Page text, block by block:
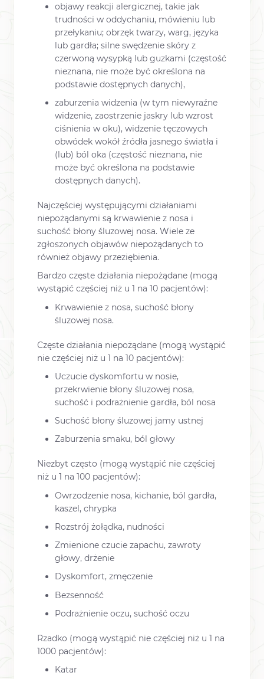
objawy reakcji alergicznej, takie jak
trudności w oddychaniu, mówieniu lub
przełykaniu; obrzęk twarzy, warg, języka
lub gardła; silne swędzenie skóry z
czerwoną wysypką lub guzkami (częstość
nieznana, nie może być określona na
podstawie dostępnych danych),
zaburzenia widzenia (w tym niewyraźne
widzenie, zaostrzenie jaskry lub wzrost
ciśnienia w oku), widzenie tęczowych
obwódek wokół źródła jasnego światła i
(lub) ból oka (częstość nieznana, nie
może być określona na podstawie
dostępnych danych).
Najczęściej występującymi działaniami
niepożądanymi są krwawienie z nosa i
suchość błony śluzowej nosa. Wiele ze
zgłoszonych objawów niepożądanych to
również objawy przeziębienia.
Bardzo częste działania niepożądane (mogą
wystąpić częściej niż u 1 na 10 pacjentów):
Krwawienie z nosa, suchość błony
śluzowej nosa.
Częste działania niepożądane (mogą wystąpić
nie częściej niż u 1 na 10 pacjentów):
Uczucie dyskomfortu w nosie,
przekrwienie błony śluzowej nosa,
suchość i podrażnienie gardła, ból nosa
Suchość błony śluzowej jamy ustnej
Zaburzenia smaku, ból głowy
Niezbyt często (mogą wystąpić nie częściej
niż u 1 na 100 pacjentów):
Owrzodzenie nosa, kichanie, ból gardła,
kaszel, chrypka
Rozstrój żołądka, nudności
Zmienione czucie zapachu, zawroty
głowy, drżenie
Dyskomfort, zmęczenie
Bezsenność
Podrażnienie oczu, suchość oczu
Rzadko (mogą wystąpić nie częściej niż u 1 na
1000 pacjentów):
Katar